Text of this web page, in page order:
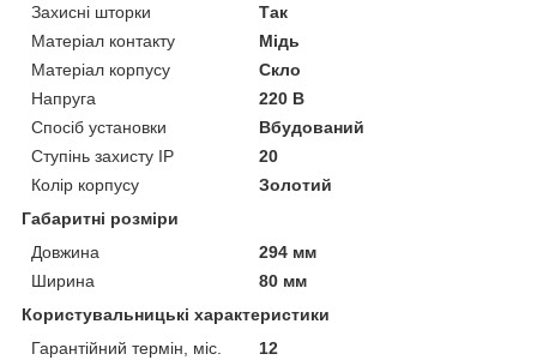
Захисні шторки
Так
Матеріал контакту
Мідь
Матеріал корпусу
Скло
Напруга
220 В
Спосіб установки
Вбудований
Ступінь захисту IP
20
Колір корпусу
Золотий
Габаритні розміри
Довжина
294 мм
Ширина
80 мм
Користувальницькі характеристики
Гарантійний термін, міс.
12